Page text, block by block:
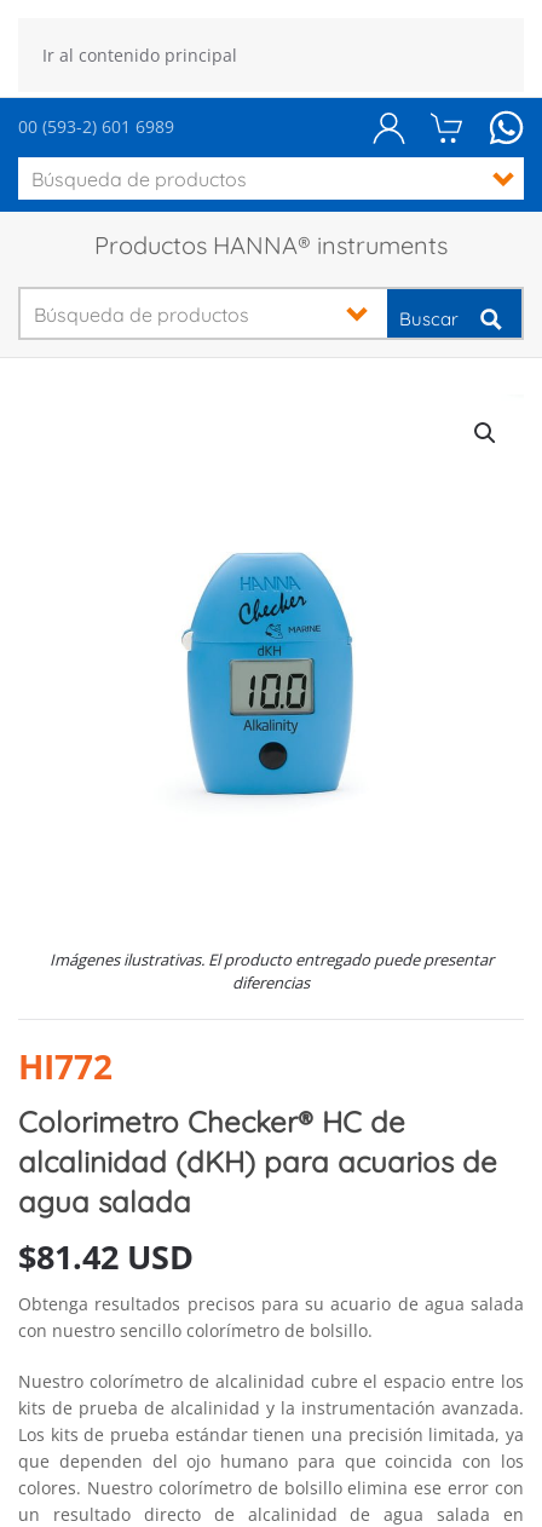
Ir al contenido principal
00 (593-2) 601 6989
Productos HANNA® instruments
Buscar
Imágenes ilustrativas. El producto entregado puede presentar
diferencias
HI772
Colorimetro Checker® HC de
alcalinidad (dKH) para acuarios de
agua salada
$81.42 USD
Obtenga resultados precisos para su acuario de agua salada
con nuestro sencillo colorímetro de bolsillo.
Nuestro colorímetro de alcalinidad cubre el espacio entre los
kits de prueba de alcalinidad y la instrumentación avanzada.
Los kits de prueba estándar tienen una precisión limitada, ya
que dependen del ojo humano para que coincida con los
colores. Nuestro colorímetro de bolsillo elimina ese error con
un resultado directo de alcalinidad de agua salada en